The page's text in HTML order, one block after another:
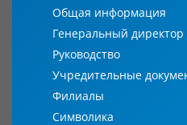
Общая информация
Генеральный директор
Руководство
Учредительные
Филиалы
Символика